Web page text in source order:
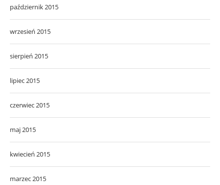
październik 2015
wrzesień 2015
sierpień 2015
lipiec 2015
czerwiec 2015
maj 2015
kwiecień 2015
marzec 2015